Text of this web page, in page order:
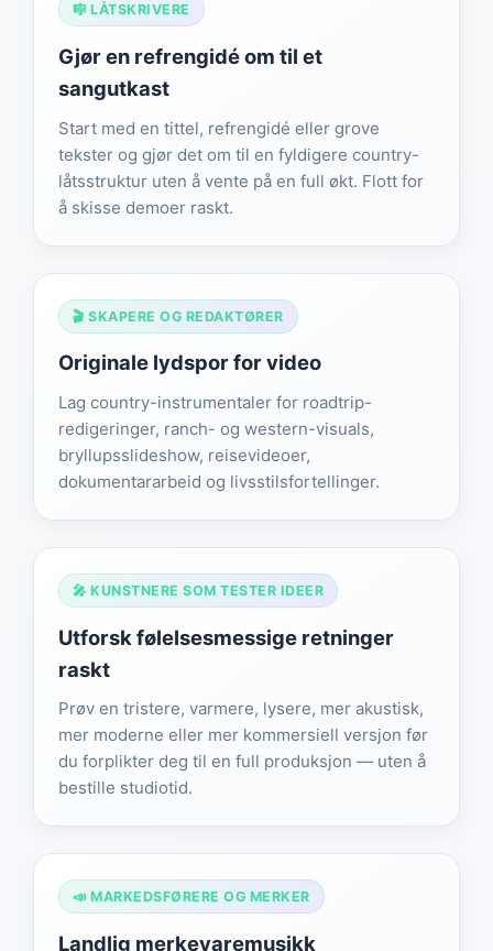
🎼 LÅTSKRIVERE
Gjør en refrengidé om til et
sangutkast
Start med en tittel, refrengidé eller grove
tekster og gjør det om til en fyldigere country-
låtsstruktur uten å vente på en full økt. Flott for
å skisse demoer raskt.
🎬 SKAPERE OG REDAKTØRER
Originale lydspor for video
Lag country-instrumentaler for roadtrip-
redigeringer, ranch- og western-visuals,
bryllupsslideshow, reisevideoer,
dokumentararbeid og livsstilsfortellinger.
🎤 KUNSTNERE SOM TESTER IDEER
Utforsk følelsesmessige retninger
raskt
Prøv en tristere, varmere, lysere, mer akustisk,
mer moderne eller mer kommersiell versjon før
du forplikter deg til en full produksjon — uten å
bestille studiotid.
📣 MARKEDSFØRERE OG MERKER
Landlig merkevaremusikk